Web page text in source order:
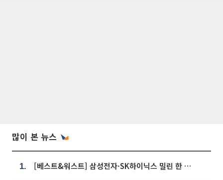
많이 본 뉴스
1. [베스트&워스트] 삼성전자·SK하이닉스 밀린 한 주…상상인증권은 85% 급등